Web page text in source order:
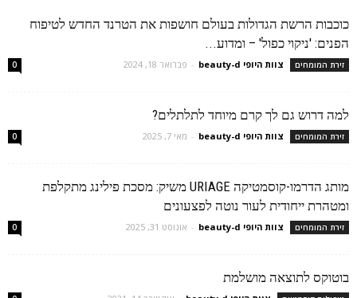
כוכבות הרשת הגדולות בעולם חושפות את הטרנד החדש לטיפוח
הפנים: 'ניקוי כפול' – ומדוע...
זירת המומחים צוות היופי beauty-d - פברואר 18, 2024 0
למה דרוש גם לך קרם מיוחד לתלתלים?
זירת המומחים צוות היופי beauty-d - מאי 7, 2025 0
מותג הדרמו-קוסמטיקה URIAGE משיק: מסכת פילינג מתקלפת
ומטהרת ייחודית לעור נוטה לפצעונים
זירת המומחים צוות היופי beauty-d - אוגוסט 31, 2025 0
בוטוקס לתוצאה מושלמת